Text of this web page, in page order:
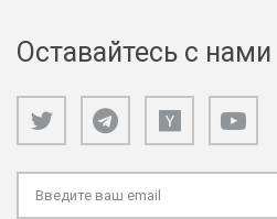
Оставайтесь с нами